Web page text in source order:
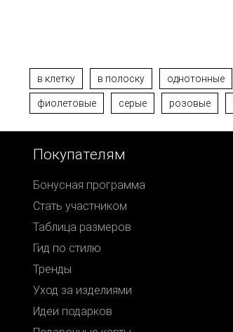
в клетку в полоску однотонные
фиолетовые серые розовые
Покупателям
Бонусная программа
Стать участником
Таблица размеров
Гид по стилю
Тренды
Уход за изделиями
Идеи подарков